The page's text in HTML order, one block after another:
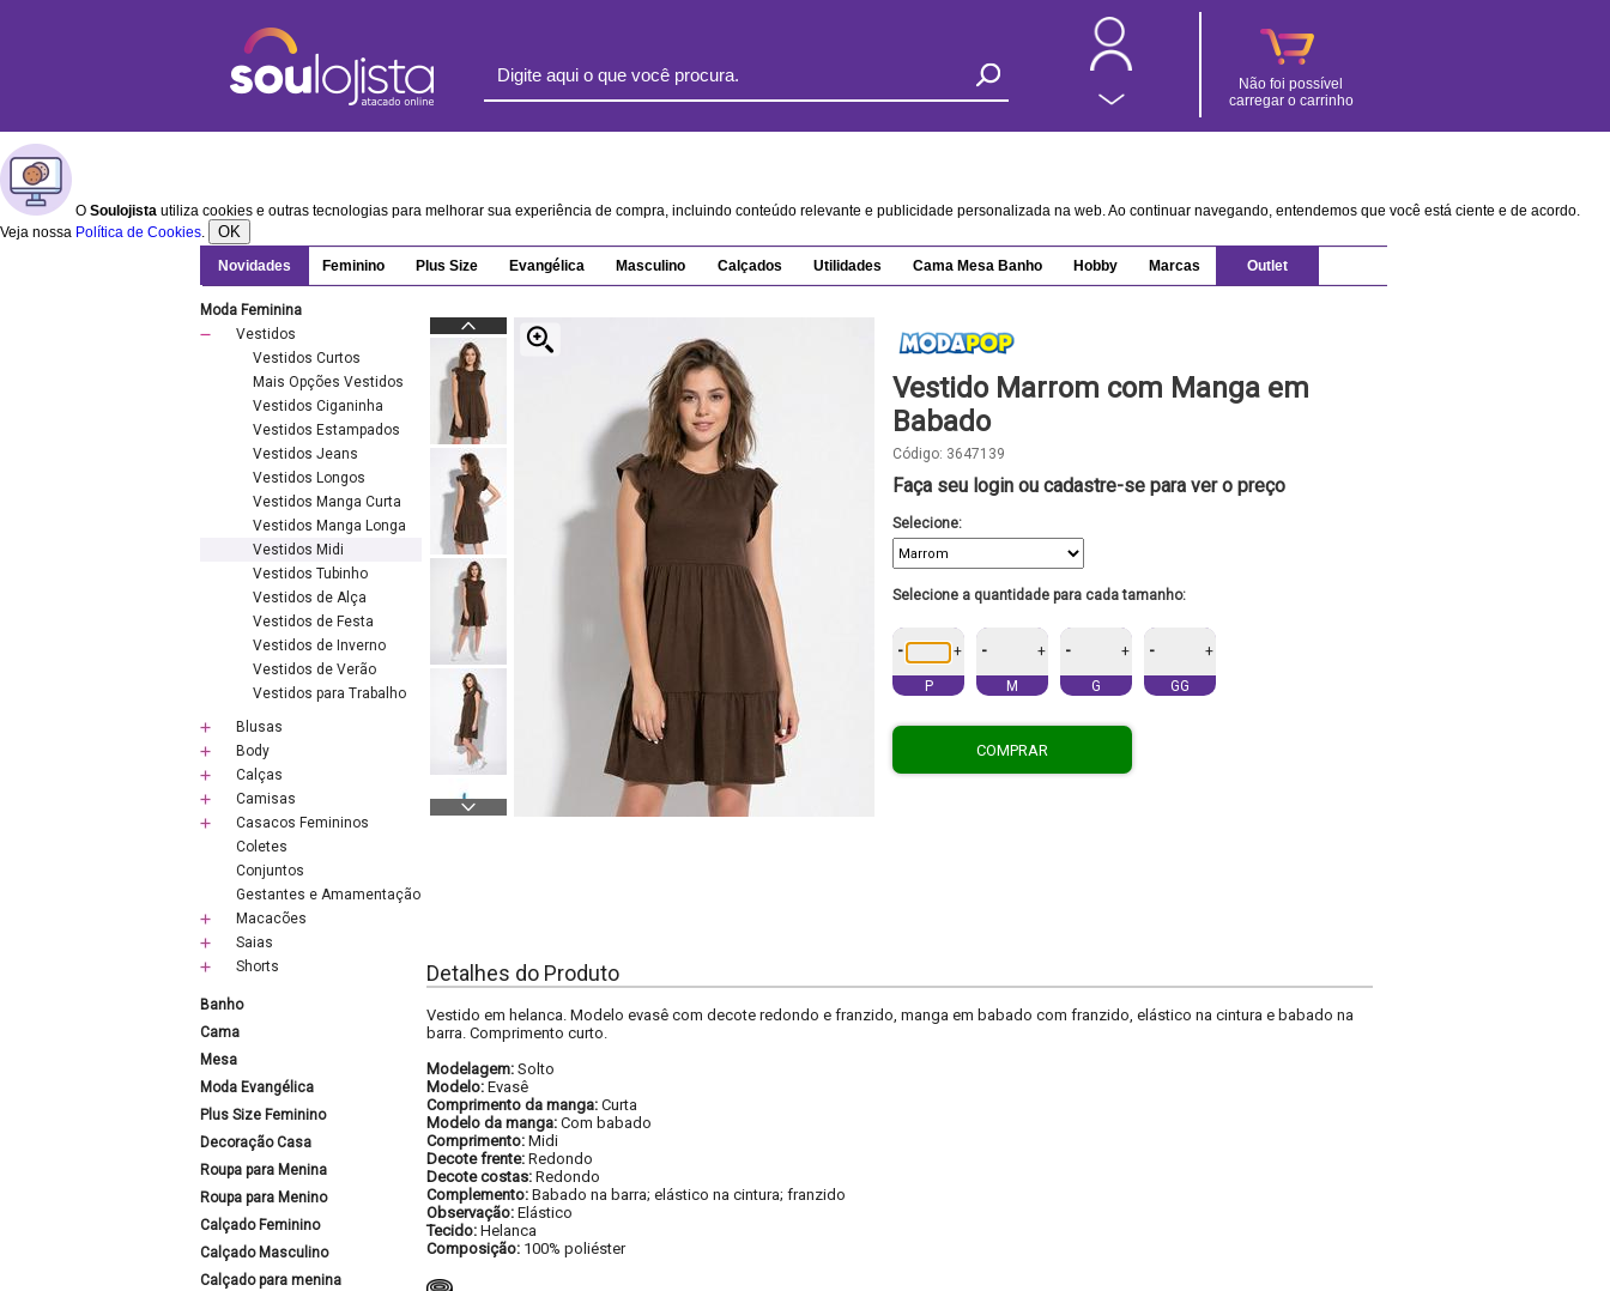
Não foi possível
carregar o carrinho
O Soulojista utiliza cookies e outras tecnologias para melhorar sua experiência de compra, incluindo conteúdo relevante e publicidade personalizada na web. Ao continuar navegando, entendemos que você está ciente e de acordo.
Veja nossa Política de Cookies. OK
Novidades Feminino Plus Size Evangélica Masculino Calçados Utilidades Cama Mesa Banho Hobby Marcas Outlet
Moda Feminina
Vestidos
Vestidos Curtos
Mais Opções Vestidos
Vestidos Ciganinha
Vestidos Estampados
Vestidos Jeans
Vestidos Longos
Vestidos Manga Curta
Vestidos Manga Longa
Vestidos Midi
Vestidos Tubinho
Vestidos de Alça
Vestidos de Festa
Vestidos de Inverno
Vestidos de Verão
Vestidos para Trabalho
Blusas
Body
Calças
Camisas
Casacos Femininos
Coletes
Conjuntos
Gestantes e Amamentação
Macacões
Saias
Shorts
Banho
Cama
Mesa
Moda Evangélica
Plus Size Feminino
Decoração Casa
Roupa para Menina
Roupa para Menino
Calçado Feminino
Calçado Masculino
Calçado para menina
Vestido Marrom com Manga em
Babado
Código: 3647139
Faça seu login ou cadastre-se para ver o preço
Selecione:
Selecione a quantidade para cada tamanho:
- +
P
- +
M
- +
G
- +
GG
COMPRAR
Detalhes do Produto
Vestido em helanca. Modelo evasê com decote redondo e franzido, manga em babado com franzido, elástico na cintura e babado na
barra. Comprimento curto.
Modelagem: Solto
Modelo: Evasê
Comprimento da manga: Curta
Modelo da manga: Com babado
Comprimento: Midi
Decote frente: Redondo
Decote costas: Redondo
Complemento: Babado na barra; elástico na cintura; franzido
Observação: Elástico
Tecido: Helanca
Composição: 100% poliéster